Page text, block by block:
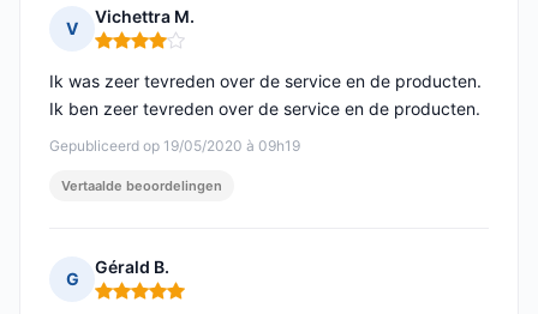
V
Vichettra M.
Opmerking: 4 van 5
Gepubliceerd op 19/05/2020 à 09h19
Ik was zeer tevreden over de service en de producten.
Ik ben zeer tevreden over de service en de producten.
Vertaalde beoordelingen
G
Gérald B.
Opmerking: 5 van 5